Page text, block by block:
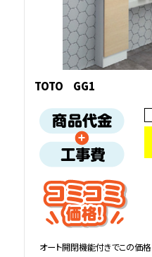
TOTO GG1
オート開閉機能付きでこの価格